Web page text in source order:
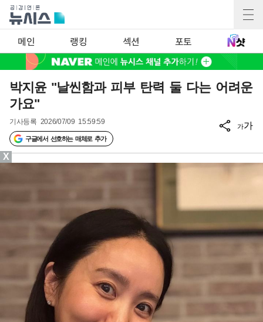
메인 랭킹 섹션 포토
박지윤 "날씬함과 피부 탄력 둘 다는 어려운
가요"
기사등록 2026/07/09 15:59:59
구글에서 선호하는 매체로 추가
가가
X